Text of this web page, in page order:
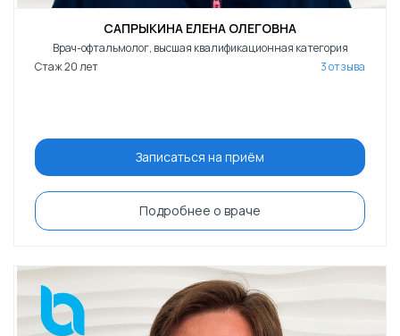
САПРЫКИНА ЕЛЕНА ОЛЕГОВНА
Врач-офтальмолог, высшая квалификационная категория
Стаж 20 лет
3 отзыва
Записаться на приём
Подробнее о враче